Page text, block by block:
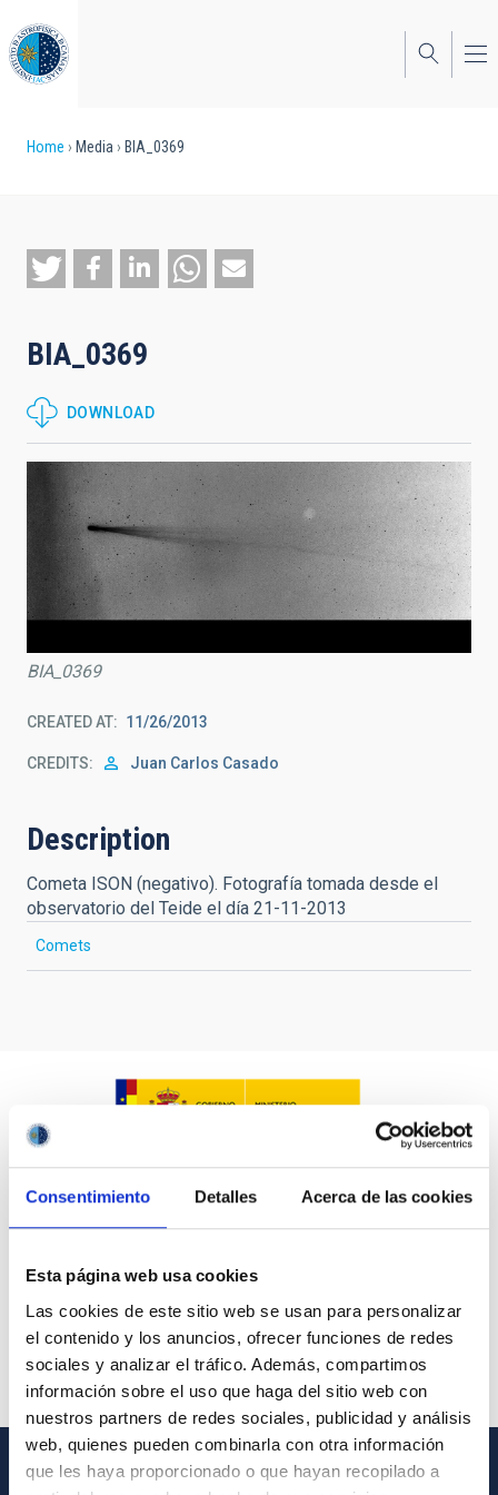
Consentimiento Detalles Acerca de las cookies
Esta página web usa cookies
Las cookies de este sitio web se usan para personalizar
el contenido y los anuncios, ofrecer funciones de redes
sociales y analizar el tráfico. Además, compartimos
información sobre el uso que haga del sitio web con
nuestros partners de redes sociales, publicidad y análisis
web, quienes pueden combinarla con otra información
que les haya proporcionado o que hayan recopilado a
to
main
content
Breadcrumb
Home Media BIA_0369
BIA_0369
DOWNLOAD
BIA_0369
CREATED AT 11/26/2013
CREDITS Juan Carlos Casado
Description
Cometa ISON (negativo). Fotografía tomada desde el
observatorio del Teide el día 21-11-2013
Comets